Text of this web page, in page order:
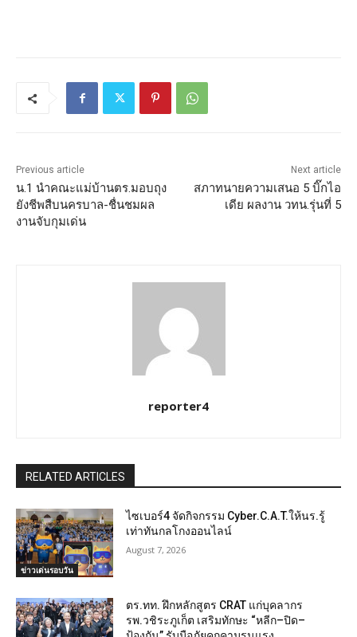
Previous article
น.1 นำคณะแม่บ้านตร.มอบถุง
ยังชีพสืบนครบาล-ชื่นชมผล
งานจับกุมเด่น
Next article
สภาทนายความเสนอ 5 บิ๊กไอ
เดีย ผลงาน วทน.รุ่นที่ 5
reporter4
RELATED ARTICLES
ข่าวเด่นรอบวัน
ไซเบอร์4 จัดกิจกรรม Cyber.C.A.T.ให้นร.รู้
เท่าทันกลโกงออนไลน์
August 7, 2026
ตร.ทท. ฝึกหลักสูตร CRAT แก่บุคลากร
รพ.วชิระภูเก็ต เสริมทักษะ “หลีก–ปิด–